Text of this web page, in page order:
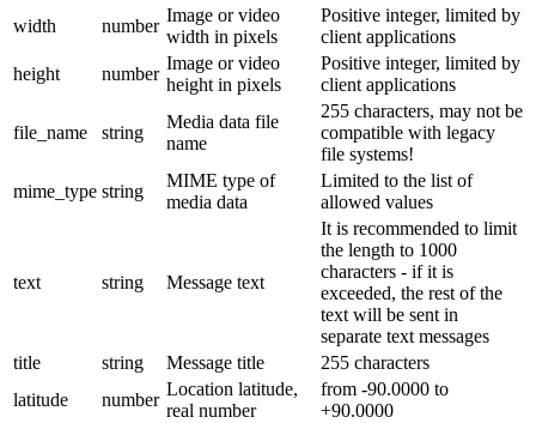
width
number
Image or video
width in pixels
Positive integer, limited by
client applications
height
number
Image or video
height in pixels
Positive integer, limited by
client applications
file_name string
Media data file
name
255 characters, may not be
compatible with legacy
file systems!
mime_type string
MIME type of
media data
Limited to the list of
allowed values
text string Message text
It is recommended to limit
the length to 1000
characters - if it is
exceeded, the rest of the
text will be sent in
separate text messages
title
string Message title
255 characters
latitude
number
Location latitude,
real number
from -90.0000 to
+90.0000